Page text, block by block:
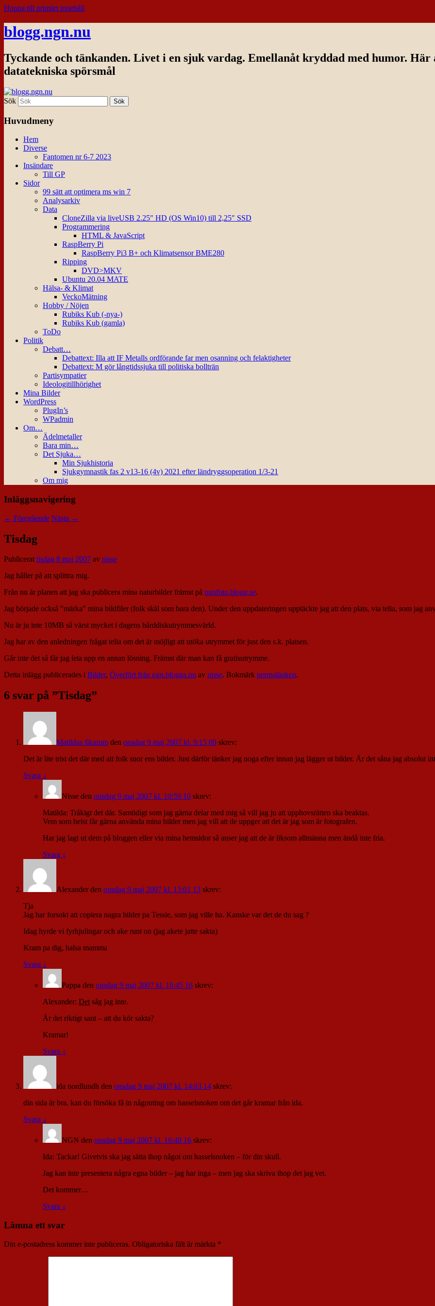
Hoppa till primärt innehåll
blogg.ngn.nu
Tyckande och tänkanden. Livet i en sjuk vardag. Emellanåt kryddad med humor. Här
datatekniska spörsmål
Sök
Huvudmeny
Hem
Diverse
Fantomen nr 6-7 2023
Insändare
Till GP
Sidor
99 sätt att optimera ms win 7
Analysarkiv
Data
CloneZilla via liveUSB 2.25″ HD (OS Win10) till 2,25″ SSD
Programmering
HTML & JavaScript
RaspBerry Pi
RaspBerry Pi3 B+ och Klimatsensor BME280
Ripping
DVD>MKV
Ubuntu 20.04 MATE
Hälsa- & Klimat
VeckoMätning
Hobby / Nöjen
Rubiks Kub (-nya-)
Rubiks Kub (gamla)
ToDo
Politik
Debatt…
Debattext: Illa att IF Metalls ordförande far men osanning och felaktigheter
Debattext: M gör långtidssjuka till politiska bollträn
Partisympatier
Ideologitillhörighet
Mina Bilder
WordPress
PlugIn’s
WPadmin
Om…
Ädelmetaller
Bara min…
Det Sjuka…
Min Sjukhistoria
Sjukgymnastik fas 2 v13-16 (4v) 2021 efter ländryggsoperation 1/3-21
Om mig
Inläggsnavigering
← Föregående Nästa →
Tisdag
Publicerattisdag 8 maj 2007 av nisse
Jag håller på att splittra mig.
Från nu är planen att jag ska publicera mina naturbilder främst på ngnfoto.blogg.se.
Jag började också "märka" mina bildfiler (folk skäl som bara den). Under den uppdateringen upptäckte jag att den plats, via telia, som jag
Nu är ju inte 10MB så värst mycket i dagens hårddiskutrymmesvärld.
Jag har av den anledningen frågat telia om det är möjligt att utöka utrymmet för just den s.k. platsen.
Går inte det så får jag leta upp en annan lösning. Främst där man kan få gratisutrymme.
Detta inlägg publicerades i Bilder, Överfört från ngn.blogga.nu av nisse. Bokmärk permalänken.
6 svar på ”Tisdag”
Matildas fikarum den onsdag 9 maj 2007 kl. 9:15 09 skrev:
Det är lite trist det där med att folk snor ens bilder. Just därför tänker jag noga efter innan jag lägger ut bilder. Är det såna jag absolut
Svara ↓
Nisse den onsdag 9 maj 2007 kl. 10:59 10 skrev:
Matilda: Tråkigt det där. Samtidigt som jag gärna delar med mig så vill jag ju att upphovsrätten ska beaktas.
Vem som helst får gärna använda mina bilder men jag vill att de uppger att det är jag som är fotografen.
Har jag lagt ut dem på bloggen eller via mina hemsidor så anser jag att de är liksom allmänna men ändå inte fria.
Svara ↓
Alexanderden onsdag 9 maj 2007 kl. 13:01 13 skrev:
Tja
Jag har forsokt att copiera nagra bilder pa Tessie, som jag ville ha. Kanske var det de du sag ?
Idag hyrde vi fyrhjulingar och ake runt on (jag akete jatte sakta)
Kram pa dig, halsa mamma
Svara ↓
Pappa den onsdag 9 maj 2007 kl. 16:45 16 skrev:
Alexander: Det såg jag inte.
Är det riktigt sant – att du kör sakta?
Kramar!
Svara ↓
ida nordlundh den onsdag 9 maj 2007 kl. 14:03 14 skrev:
din sida är bra. kan du försöka få in någonting om hasselsnoken om det går kramar från ida.
Svara ↓
NGN den onsdag 9 maj 2007 kl. 16:48 16 skrev:
Ida: Tackar! Givetvis ska jag sätta ihop något om hasselsnoken – för din skull.
Jag kan inte presentera några egna bilder – jag har inga – men jag ska skriva ihop det jag vet.
Det kommer…
Svara ↓
Lämna ett svar
Din e-postadress kommer inte publiceras. Obligatoriska fält är märkta *